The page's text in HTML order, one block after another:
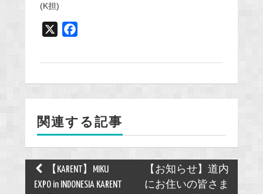
(K担)
o
k
関連する記事
Post
navigation
【KARENT】MIKU
EXPO in INDONESIA KARENT
【お知らせ】道内
にお住いの皆さま